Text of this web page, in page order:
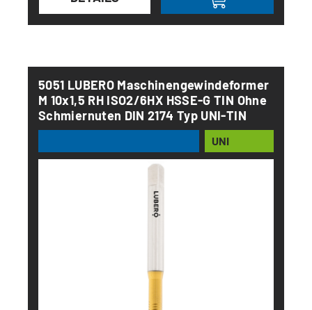
5051 LUBERO Maschinengewindeformer
M 10x1,5 RH ISO2/6HX HSSE-G TIN Ohne
Schmiernuten DIN 2174 Typ UNI-TIN
UNI